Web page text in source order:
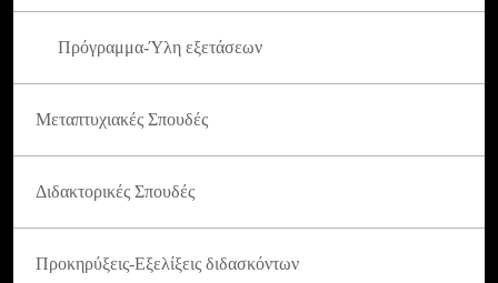
Πρόγραμμα-Ύλη εξετάσεων
Μεταπτυχιακές Σπουδές
Διδακτορικές Σπουδές
Προκηρύξεις-Εξελίξεις διδασκόντων